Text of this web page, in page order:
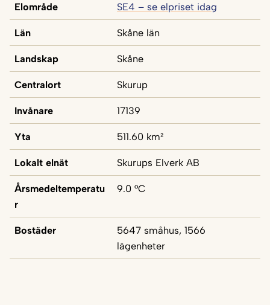
Elområde SE4 – se elpriset idag
Län Skåne län
Landskap Skåne
Centralort Skurup
Invånare 17139
Yta 511.60 km²
Lokalt elnät Skurups Elverk AB
Årsmedeltemperatu
r
9.0 °C
Bostäder
5647 småhus, 1566
lägenheter